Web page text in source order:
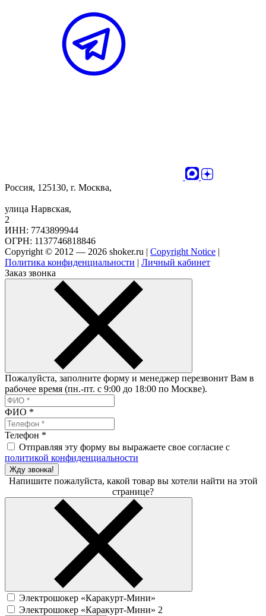
Россия, 125130, г. Москва,
улица Нарвская,
2
ИНН: 7743899944
ОГРН: 1137746818846
Copyright © 2012 — 2026 shoker.ru | Copyright Notice |
Политика конфиденциальности | Личный кабинет
Заказ звонка
Пожалуйста, заполните форму и менеджер перезвонит Вам в
рабочее время (пн.-пт. с 9:00 до 18:00 по Москве).
ФИО *
Телефон *
Отправляя эту форму вы выражаете свое согласие с
политикой конфиденциальности
Жду звонка!
Напишите пожалуйста, какой товар вы хотели найти на этой
странице?
Электрошокер «Каракурт-Мини»
Электрошокер «Каракурт-Мини» 2